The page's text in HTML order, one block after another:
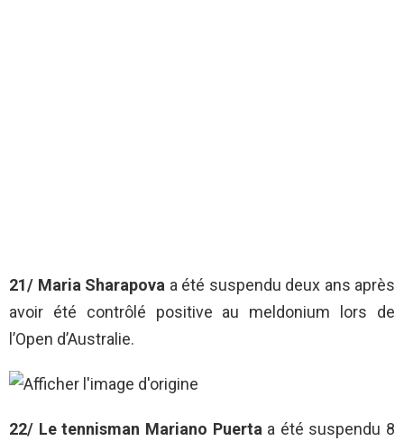
21/ Maria Sharapova a été suspendu deux ans après
avoir été contrôlé positive au meldonium lors de
l’Open d’Australie.
22/ Le tennisman Mariano Puerta a été suspendu 8